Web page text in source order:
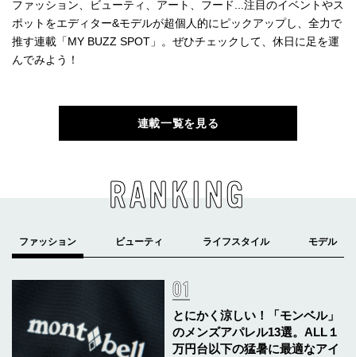
ファッション、ビューティ、アート、フード...注目のイベントやス
ポットをエディター&モデルが超個人的にピックアップし、全力で
推す連載「MY BUZZ SPOT」。ぜひチェックして、休日に足を運
んでみよう！
連載一覧を見る
RANKING
とにかく涼しい！「モンベル」
のメンズアパレル13選。ALL１
万円台以下の猛暑に最適なアイ